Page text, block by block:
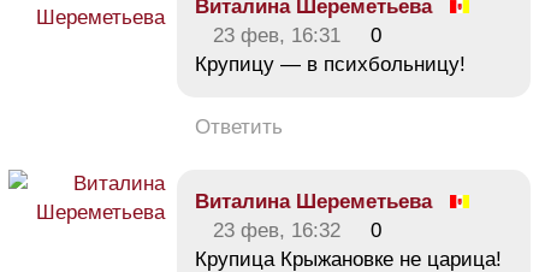
Виталина Шереметьева
23 фев, 16:31
0
Крупицу — в психбольницу!
Ответить
Виталина Шереметьева
23 фев, 16:32
0
Крупица Крыжановке не царица!